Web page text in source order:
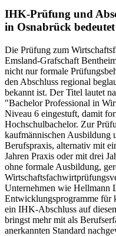
IHK-Prüfung und
in Osnabrück bedeutet
Die Prüfung zum
Emsland-Grafschaft
nicht nur formale
den Abschluss regional
bekannt ist. Der Titel lautet
"Bachelor Professional in
Niveau 6 eingestuft, damit
Hochschulbachelor. Zur
kaufmännischen Ausbildung
Berufspraxis, alternativ mit
Jahren Praxis oder mit drei
ohne formale Ausbildung,
Unternehmen wie Hellmann
Entwicklungsprogramme für
ein IHK-Abschluss auf
bringst mehr mit als
anerkannten Standard